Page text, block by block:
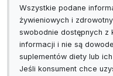
Oszczędność wody
czemu inwestycja
miesięcy. Picie wody
oszczędzasz na
Wszystkie podane
żywieniowych i
swobodnie dostępnych z
informacji i nie są
suplementów diety lub
Jeśli konsument chce